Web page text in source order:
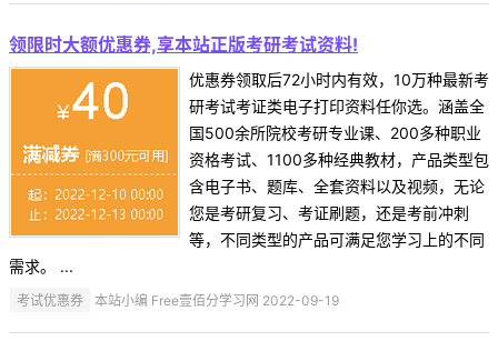
领限时大额优惠券,享本站正版考研考试资料!
优惠券领取后72小时内有效，10万种最新考
研考试考证类电子打印资料任你选。涵盖全
国500余所院校考研专业课、200多种职业
资格考试、1100多种经典教材，产品类型包
含电子书、题库、全套资料以及视频，无论
您是考研复习、考证刷题，还是考前冲刺
等，不同类型的产品可满足您学习上的不同
需求。 ...
考试优惠券 本站小编 Free壹佰分学习网 2022-09-19